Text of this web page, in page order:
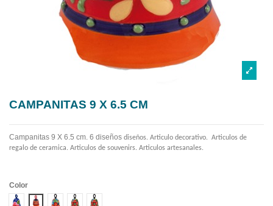
CAMPANITAS 9 X 6.5 CM
Campanitas 9 X 6.5 cm. 6 diseños diseños. Articulo decorativo. Articulos de
regalo de ceramica. Articulos de souvenirs. Articulos artesanales.
Color
Diseño 1Diseño 2Diseño 4Diseño 5Diseño 6